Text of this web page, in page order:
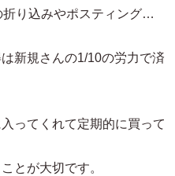
り込みやポスティング…
新規さんの1/10の労力で済
ってくれて定期的に買って
とが大切です。